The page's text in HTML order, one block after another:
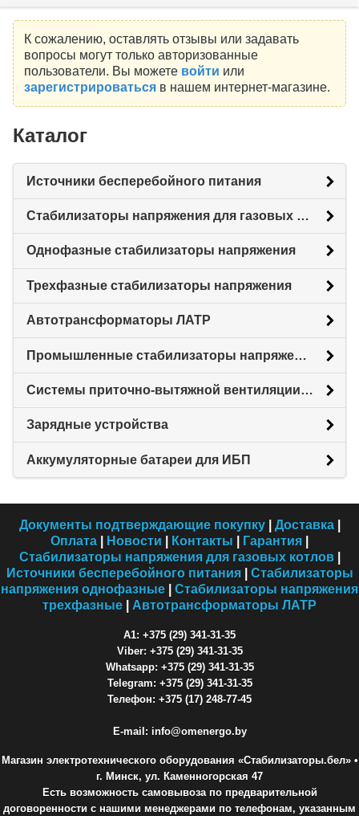
К сожалению, оставлять отзывы или задавать
вопросы могут только авторизованные
пользователи. Вы можете войти или
зарегистрироватьсяв нашем интернет-магазине.
Каталог
Источники бесперебойного питания
Стабилизаторы напряжения для газовых котлов
Однофазные стабилизаторы напряжения
Трехфазные стабилизаторы напряжения
Автотрансформаторы ЛАТР
Промышленные стабилизаторы напряжения
Системы приточно-вытяжной вентиляции с рекуперацией тепловой энергии (Рекуператоры)
Зарядные устройства
Аккумуляторные батареи для ИБП
Документы подтверждающие покупку| Доставка|
Оплата
Новости Контакты Гарантия
Стабилизаторы напряжения для газовых котлов|
Источники бесперебойного питания| Стабилизаторы
напряжения однофазные
Стабилизаторы напряжения
трехфазные
Автотрансформаторы ЛАТР
A1: +375 (29) 341-31-35
Viber: +375 (29) 341-31-35
Whatsapp: +375 (29) 341-31-35
Telegram: +375 (29) 341-31-35
Телефон: +375 (17) 248-77-45
E-mail: info@omenergo.by
Магазин электротехнического оборудования «Стабилизаторы.бел»•
г. Минск, ул. Каменногорская 47
Есть возможность самовывоза по предварительной
договоренности с нашими менеджерами по телефонам, указанным